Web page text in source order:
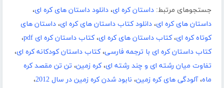
جستجوهای مرتبط: داستان کره ای، دانلود داستان های کره ای،
داستان های کره ای، دانلود کتاب داستان های کره ای، داستان های
کوتاه کره ای،کتاب داستان های کره ای،کتاب داستان کره ای pdf
،
کتاب داستان کره ای با ترجمه فارسی،کتاب داستان کودکانه کره ای،
تفاوت میان رشته ای و چند رشته ای،کره زمین، تن تن مقصد کره
ماه،آلودگی های کره زمین، نابود شدن کره زمین در سال 2012
،